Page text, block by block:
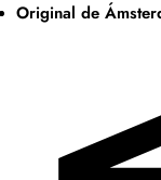
Original de